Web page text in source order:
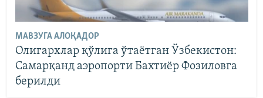
МАВЗУГА АЛОҚАДОР
Олигархлар қўлига ўтаëтган Ўзбекистон:
Самарқанд аэропорти Бахтиëр Фозиловга
берилди